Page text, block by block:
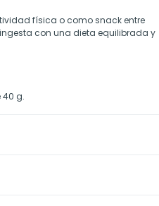
física o como snack entre
con una dieta equilibrada y
g.